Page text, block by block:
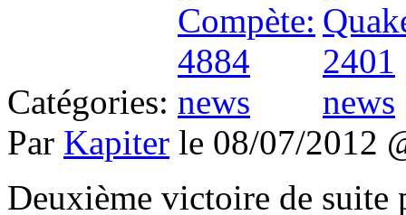
Catégories:
Par Kapiter le 08/07/2012
Deuxième victoire de